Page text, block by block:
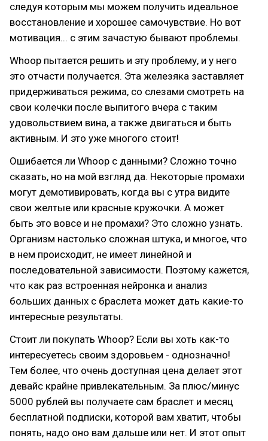
следуя которым мы можем получить идеальное
восстановление и хорошее самочувствие. Но вот
мотивация... с этим зачастую бывают проблемы.
Whoop пытается решить и эту проблему, и у него
это отчасти получается. Эта железяка заставляет
придерживаться режима, со слезами смотреть на
свои колечки после выпитого вчера с таким
удовольствием вина, а также двигаться и быть
активным. И это уже многого стоит!
Ошибается ли Whoop с данными? Сложно точно
сказать, но на мой взгляд да. Некоторые промахи
могут демотивировать, когда вы с утра видите
свои желтые или красные кружочки. А может
быть это вовсе и не промахи? Это сложно узнать.
Организм настолько сложная штука, и многое, что
в нем происходит, не имеет линейной и
последовательной зависимости. Поэтому кажется,
что как раз встроенная нейронка и анализ
больших данных с браслета может дать какие-то
интересные результаты.
Стоит ли покупать Whoop? Если вы хоть как-то
интересуетесь своим здоровьем - однозначно!
Тем более, что очень доступная цена делает этот
девайс крайне привлекательным. За плюс/минус
5000 рублей вы получаете сам браслет и месяц
бесплатной подписки, которой вам хватит, чтобы
понять, надо оно вам дальше или нет. И этот опыт